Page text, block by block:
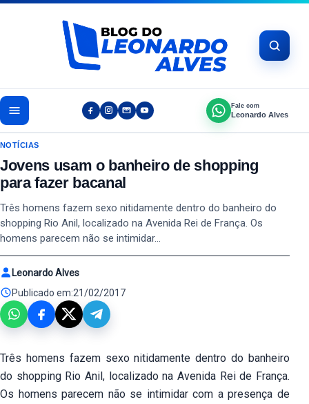
Pular para o conteúdo
Fale com
Leonardo Alves
NOTÍCIAS
Jovens usam o banheiro de shopping
para fazer bacanal
Três homens fazem sexo nitidamente dentro do banheiro do
shopping Rio Anil, localizado na Avenida Rei de França. Os
homens parecem não se intimidar…
Leonardo Alves
Publicado em:21/02/2017
Três homens fazem sexo nitidamente dentro do banheiro
do shopping Rio Anil, localizado na Avenida Rei de França.
Os homens parecem não se intimidar com a presença de